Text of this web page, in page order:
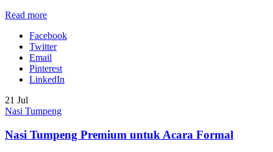
Read more
Facebook
Twitter
Email
Pinterest
LinkedIn
21 Jul
Nasi Tumpeng
Nasi Tumpeng Premium untuk Acara Formal